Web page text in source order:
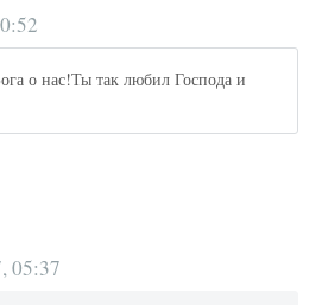
о нас!Ты так любил Господа и
05:37